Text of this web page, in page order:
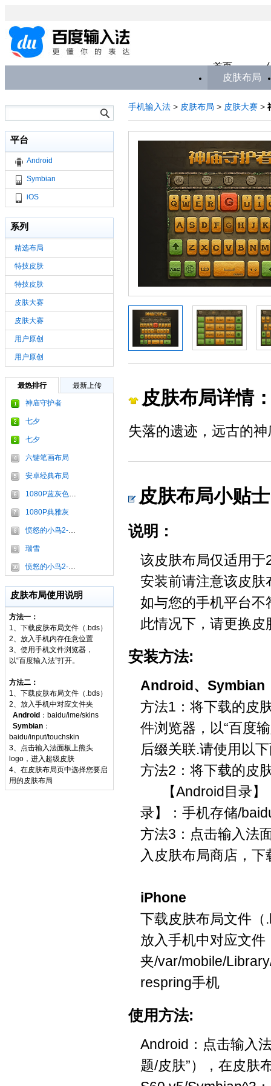
首页
皮肤布局
平台
Android
Symbian
iOS
系列
精选布局
特技皮肤
特技皮肤
皮肤大赛
皮肤大赛
用户原创
用户原创
最热排行 最新上传
神庙守护者
七夕
七夕
六键笔画布局
安卓经典布局
1080P蓝灰色布局
1080P典雅灰
愤怒的小鸟2-炫舞银
瑞雪
愤怒的小鸟2-蓝弟弟
皮肤布局使用说明
方法一：
1、下载皮肤布局文件（.bds）
2、放入手机内存任意位置
3、使用手机文件浏览器，
以“百度输入法”打开。
方法二：
1、下载皮肤布局文件（.bds）
2、放入手机中对应文件夹
Android ：baidu/ime/skins
Symbian ：
baidu/input/touchskin
3、点击输入法面板上熊头
logo，进入超级皮肤
4、在皮肤布局页中选择您要启
用的皮肤布局
手机输入法 > 皮肤布局 > 皮肤大赛 >
皮肤布局详情
失落的遗迹，远古的
皮肤布局小贴
说明：
该皮肤布局仅适用
安装前请注意该皮
如与您的手机平台
此情况下，请更换皮
安装方法:
Android、Symbian
方法1：将下载的皮
件浏览器，以“百度
后缀关联.请使用以
方法2：将下载的皮
【Android目录】
录】：手机存储/
方法3：点击输入法
入皮肤布局商店，下
iPhone
下载皮肤布局文件
放入手机中对应文件
夹/var/mobile/
respring手机
使用方法:
Android：点击输入
题/皮肤”），在皮肤